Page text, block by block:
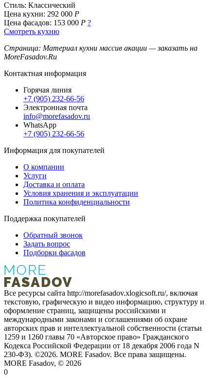
Стиль: Классический
Цена кухни: 292 000 Р
Цена фасадов: 153 000 Р ?
Смотреть кухню
Страница: Материал кухни массив акации — заказать на
MoreFasadov.Ru
Контактная информация
Горячая линия
+7 (905) 232-66-56
Электронная почта
info@morefasadov.ru
WhatsApp
+7 (905) 232-66-56
Информация для покупателей
О компании
Услуги
Доставка и оплата
Условия хранения и эксплуатации
Политика конфиденциальности
Поддержка покупателей
Обратный звонок
Задать вопрос
Подборки фасадов
Все ресурсы сайта http://morefasadov.xlogicsoft.ru/, включая
текстовую, графическую и видео информацию, структуру и
оформление страниц, защищены российскими и
международными законами и соглашениями об охране
авторских прав и интеллектуальной собственности (статьи
1259 и 1260 главы 70 «Авторское право» Гражданского
Кодекса Российской Федерации от 18 декабря 2006 года N
230-ФЗ). ©2026. MORE Fasadov. Все права защищены.
MORE Fasadov, © 2026
0